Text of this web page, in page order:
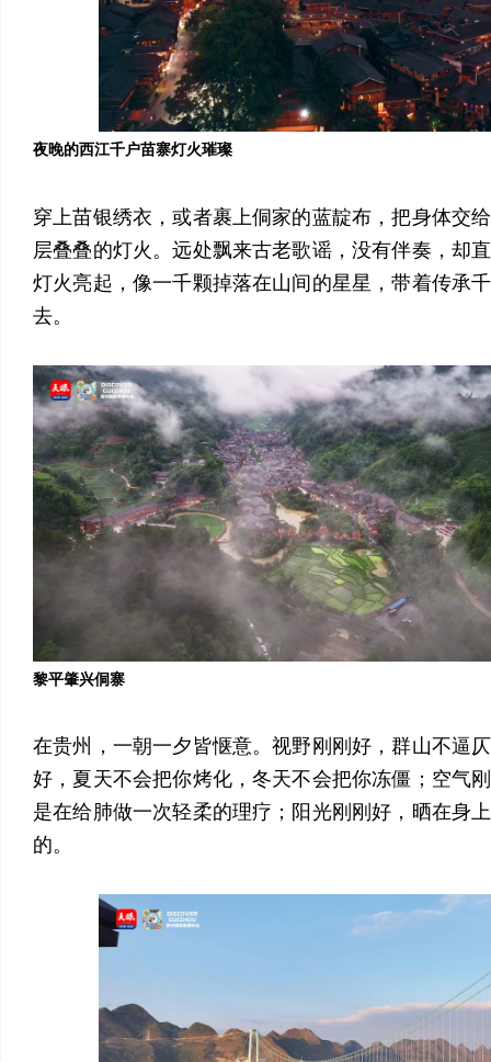
夜晚的西江千户苗寨灯火璀璨
穿上苗银绣衣，或者裹上侗家的蓝靛布，把身体交
层叠叠的灯火。远处飘来古老歌谣，没有伴奏，却
灯火亮起，像一千颗掉落在山间的星星，带着传承
去。
黎平肇兴侗寨
在贵州，一朝一夕皆惬意。视野刚刚好，群山不逼
好，夏天不会把你烤化，冬天不会把你冻僵；空气
是在给肺做一次轻柔的理疗；阳光刚刚好，晒在身
的。